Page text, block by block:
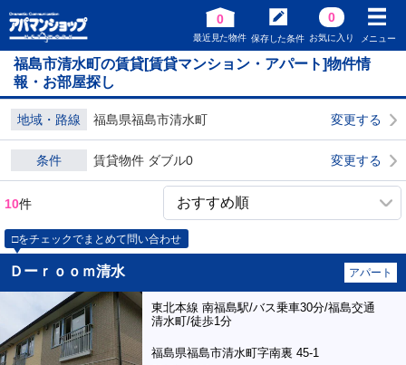
0
最近見た物件 保存した条件
0
お気に入り メニュー
福島市清水町の賃貸[賃貸マンション・アパート]物件情
報・お部屋探し
地域・路線 福島県福島市清水町 変更する
条件 賃貸物件 ダブル0 変更する
10件
□をチェックでまとめて問い合わせ
Ｄーｒｏｏｍ清水 アパート
東北本線 南福島駅/バス乗車30分/福島交通
清水町/徒歩1分
福島県福島市清水町字南裏 45-1